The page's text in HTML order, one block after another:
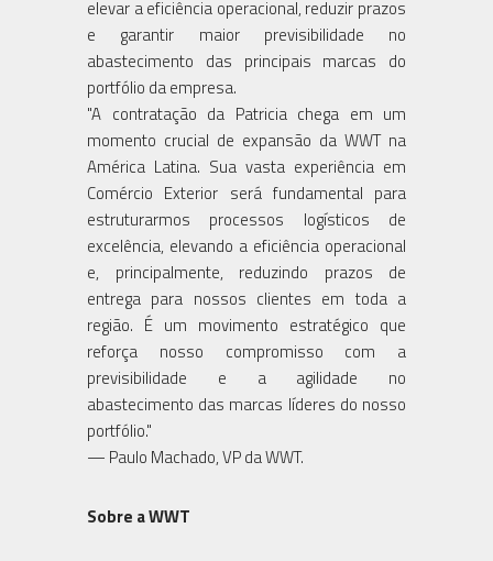
elevar a eficiência operacional, reduzir prazos
e garantir maior previsibilidade no
abastecimento das principais marcas do
portfólio da empresa.
"A contratação da Patricia chega em um
momento crucial de expansão da WWT na
América Latina. Sua vasta experiência em
Comércio Exterior será fundamental para
estruturarmos processos logísticos de
excelência, elevando a eficiência operacional
e, principalmente, reduzindo prazos de
entrega para nossos clientes em toda a
região. É um movimento estratégico que
reforça nosso compromisso com a
previsibilidade e a agilidade no
abastecimento das marcas líderes do nosso
portfólio."
— Paulo Machado, VP da WWT.
Sobre a WWT